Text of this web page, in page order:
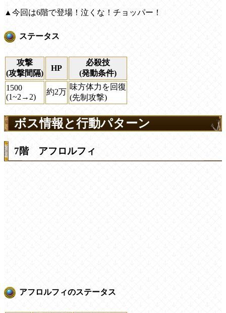
▲今回は6階で登場！泣くな！チョッパー！
ステータス
攻撃
(攻撃間隔)
HP
必殺技
(発動条件)
1500
(1~2→2)
約2万
味方体力を回復
(先制攻撃)
ボス情報と行動パターン
7階 アフロルフィ
アフロルフィのステータス